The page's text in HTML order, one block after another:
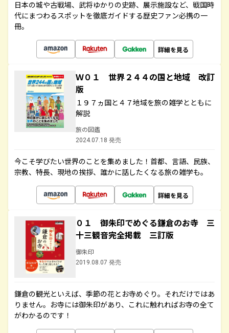
日本の城や古戦場、武将ゆかりの史跡、展示施設など、戦国時
代にまつわるスポットを徹底ガイドする歴史ファン必携の一
冊。
詳細を見る
Ｗ０１ 世界２４４の国と地域 改訂
版
１９７ヵ国と４７地域を旅の雑学とともに
解説
旅の図鑑
2024.07.18 発売
今こそ学びたい世界のことを集めました！首都、言語、民族、
宗教、特長、現地の挨拶、誰かに話したくなる旅の雑学も。
詳細を見る
０１ 御朱印でめぐる鎌倉のお寺 三
十三観音完全掲載 三訂版
御朱印
2019.08.07 発売
鎌倉の観光といえば、季節の花とお寺めぐり。それだけではあ
りません。お寺には御朱印があり、これに触れればお寺の全て
がわかるのです！